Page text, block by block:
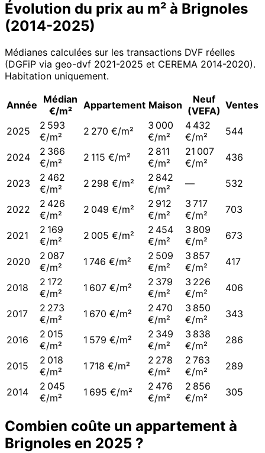
Évolution du prix au m² à Brignoles
(2014-2025)
Médianes calculées sur les transactions DVF réelles
(DGFiP via geo-dvf 2021-2025 et CEREMA 2014-2020).
Habitation uniquement.
Année Médian
€/m²
Appartement Maison
Neuf
(VEFA) Ventes
2025
2 593
€/m²
2 270 €/m²
3 000
€/m²
4 432
€/m²
544
2024
2 366
€/m²
2 115 €/m²
2 811
€/m²
21 007
€/m²
436
2023
2 462
€/m²
2 298 €/m²
2 842
€/m²
— 532
2022
2 426
€/m²
2 049 €/m²
2 912
€/m²
3 717
€/m²
703
2021
2 169
€/m²
2 005 €/m²
2 454
€/m²
3 809
€/m²
673
2020
2 087
€/m²
1 746 €/m²
2 509
€/m²
3 857
€/m²
417
2018
2 172
€/m²
1 607 €/m²
2 379
€/m²
3 226
€/m²
406
2017
2 273
€/m²
1 670 €/m²
2 470
€/m²
3 850
€/m²
343
2016
2 015
€/m²
1 579 €/m²
2 349
€/m²
3 838
€/m²
286
2015
2 018
€/m²
1 718 €/m²
2 278
€/m²
2 763
€/m²
289
2014
2 045
€/m²
1 695 €/m²
2 476
€/m²
2 856
€/m²
305
Combien coûte un appartement à
Brignoles en 2025 ?